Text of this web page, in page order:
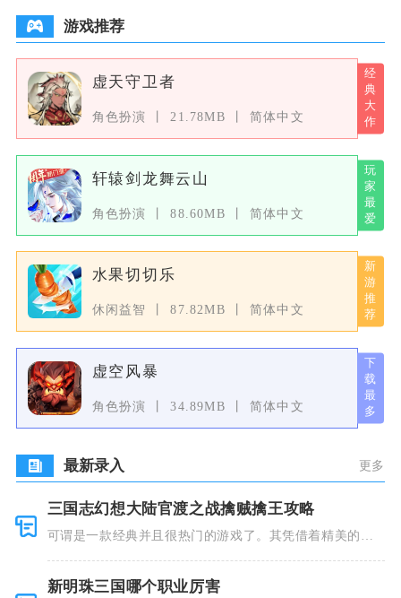
游戏推荐
虚天守卫者
角色扮演 21.78MB 简体中文
轩辕剑龙舞云山
角色扮演 88.60MB 简体中文
水果切切乐
休闲益智 87.82MB 简体中文
虚空风暴
角色扮演 34.89MB 简体中文
最新录入 更多
三国志幻想大陆官渡之战擒贼擒王攻略
可谓是一款经典并且很热门的游戏了。其凭借着精美的画
新明珠三国哪个职业厉害